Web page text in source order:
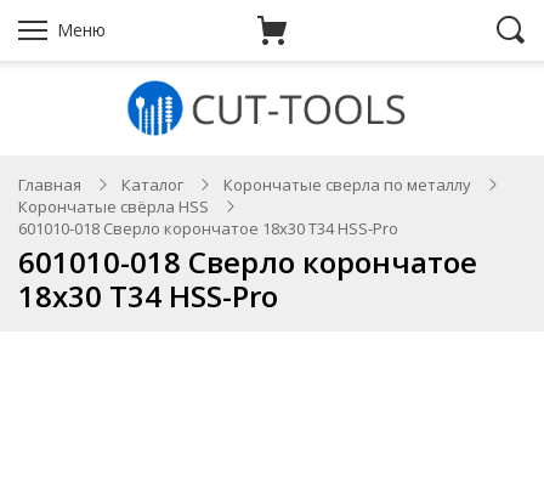
Меню
Главная Каталог
Корончатые сверла по металлу
Корончатые свёрла HSS
601010-018 Сверло корончатое 18х30 T34 HSS-Pro
601010-018 Сверло корончатое
18х30 T34 HSS-Pro